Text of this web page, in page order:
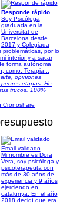
Responde rápido
Soy Psicóloga
graduada en la
Universitat de
Barcelona desde
2017 y Colegiada
problemáticas, por lo
interior y a sacar
forma autónoma
como: Terapia...
opiniones
etapas. He
trucos. 100%
Cronoshare
Email validado
Mi nombre es Dora
Vera, soy psicóloga y
psicoterapeuta con
más de 30 años de
experiencia y 9 años
ejerciendo en
catalunya. En el año
2018 decidí que era